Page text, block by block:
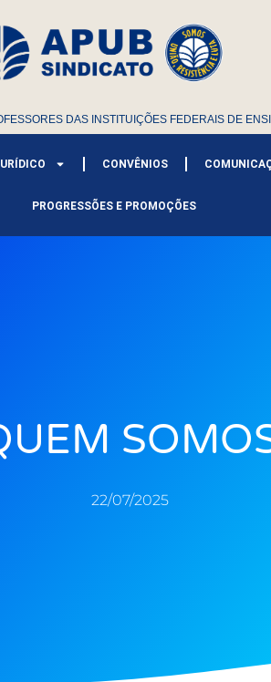
DAS INSTITUIÇÕES FEDERAIS DE
CONVÊNIOS
PROGRESSÕES E PROMOÇÕES
22/07/2025